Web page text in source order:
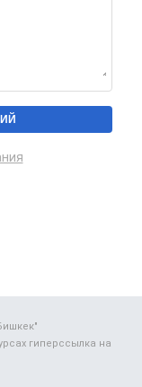
гиперссылка на